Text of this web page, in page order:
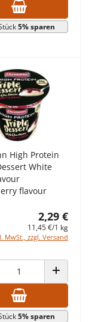
5% sparen
High Protein
White
flavour
2,29 €
11,45 €/1 kg
MwSt., zzgl. Versand
VERRINGERN ANZAHL
5% sparen